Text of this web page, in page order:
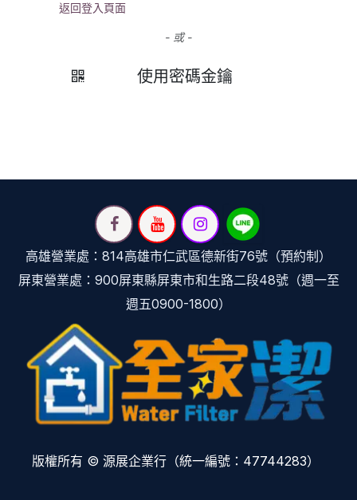
返回登入頁面
- 或 -
使用密碼金鑰
高雄營業處：814高雄市仁武區德新街76號（預約制）
屏東營業處：900屏東縣屏東市和生路二段48號（週一至
週五0900-1800）
版權所有 © 源展企業行（統一編號：47744283）